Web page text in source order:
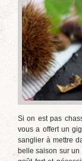
Si on est pas
vous a offert un
sanglier à mettre
belle saison sur